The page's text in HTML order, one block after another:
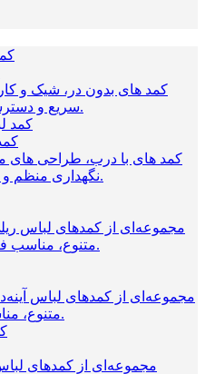
کمد های بدون در، شیک و
سریع و دسترسی آسان به لباس‌ ها.
کمد های با درب، طراحی‌ های
نگهداری منظم و محافظت از لباس‌ ها.
مجموعه‌ای از کمدهای لباس
متنوع، مناسب فضاهای مختلف منزل.
مجموعه‌ای از کمدهای لباس
متنوع، مناسب فضاهای مختلف.
مجموعه‌ای از کمدهای